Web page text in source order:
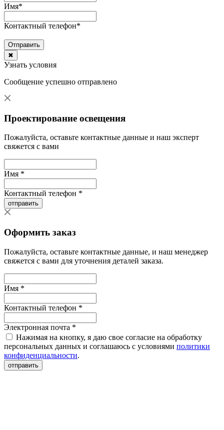
Имя*
Контактный телефон*
Отправить
✖
Узнать условия
Сообщение успешно отправлено
Проектирование освещения
Пожалуйста, оставьте контактные данные и наш эксперт
свяжется с вами
Имя *
Контактный телефон *
отправить
Оформить заказ
Пожалуйста, оставьте контактные данные, и наш менеджер
свяжется с вами для уточнения деталей заказа.
Имя *
Контактный телефон *
Электронная почта *
Нажимая на кнопку, я даю свое согласие на обработку
персональных данных и соглашаюсь с условиями политики
конфиденциальности.
отправить